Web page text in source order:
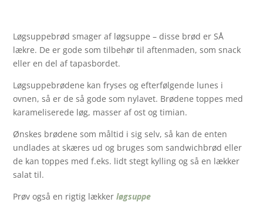
Løgsuppebrød smager af løgsuppe – disse brød er SÅ
lækre. De er gode som tilbehør til aftenmaden, som snack
eller en del af tapasbordet.
Løgsuppebrødene kan fryses og efterfølgende lunes i
ovnen, så er de så gode som nylavet. Brødene toppes med
karameliserede løg, masser af ost og timian.
Ønskes brødene som måltid i sig selv, så kan de enten
undlades at skæres ud og bruges som sandwichbrød eller
de kan toppes med f.eks. lidt stegt kylling og så en lækker
salat til.
Prøv også en rigtig lækkerløgsuppe